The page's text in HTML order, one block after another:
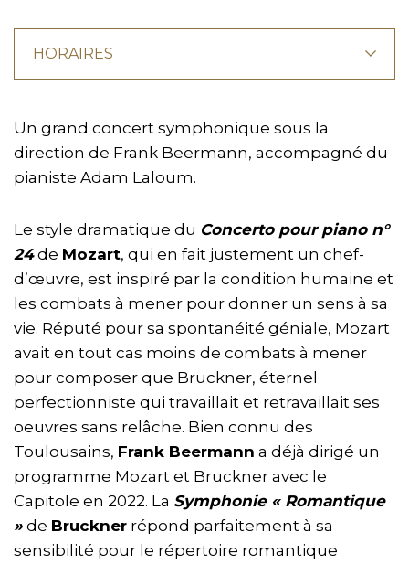
HORAIRES
Un grand concert symphonique sous la
direction de Frank Beermann, accompagné du
pianiste Adam Laloum.
Le style dramatique du Concerto pour piano n°
24de Mozart, qui en fait justement un chef-
d’œuvre, est inspiré par la condition humaine et
les combats à mener pour donner un sens à sa
vie. Réputé pour sa spontanéité géniale, Mozart
avait en tout cas moins de combats à mener
pour composer que Bruckner, éternel
perfectionniste qui travaillait et retravaillait ses
oeuvres sans relâche. Bien connu des
Toulousains, Frank Beermann a déjà dirigé un
programme Mozart et Bruckner avec le
Capitole en 2022. La Symphonie « Romantique
» de Bruckner répond parfaitement à sa
sensibilité pour le répertoire romantique